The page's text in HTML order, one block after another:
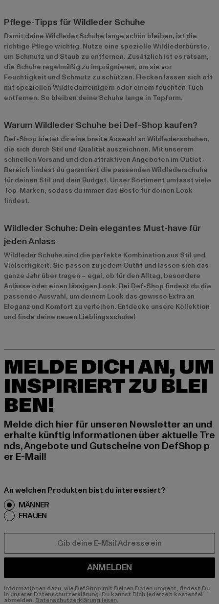
Pflege-Tipps für Wildleder Schuhe
Damit deine Wildleder Schuhe lange schön bleiben, ist die
richtige Pflege wichtig. Nutze eine spezielle Wildlederbürste,
um Schmutz und Staub zu entfernen. Zusätzlich ist es ratsam,
die Schuhe regelmäßig zu imprägnieren, um sie vor
Feuchtigkeit und Schmutz zu schützen. Flecken lassen sich oft
mit speziellen Wildlederreinigern oder einem feuchten Tuch
entfernen. So bleiben deine Schuhe lange in Topform.
Warum Wildleder Schuhe bei Def-Shop kaufen?
Def-Shop bietet dir eine breite Auswahl an Wildlederschuhen,
die sich durch Stil und Qualität auszeichnen. Mit unserem
schnellen Versand und den attraktiven Angeboten im Outlet-
Bereich findest du garantiert die passenden Wildlederschuhe
für deinen Stil und dein Budget. Unser Sortiment umfasst viele
Top-Marken, sodass du immer das Beste für deinen Look
findest.
Wildleder Schuhe: Dein elegantes Must-have für
jeden Anlass
Wildleder Schuhe sind die perfekte Kombination aus Stil und
Vielseitigkeit. Sie passen zu jedem Outfit und lassen sich das
ganze Jahr über tragen – egal, ob für den Alltag, besondere
Anlässe oder einen lässigen Look. Bei Def-Shop findest du die
passende Auswahl, um deinem Look das gewisse Extra an
Eleganz und Komfort zu verleihen. Entdecke unsere Kollektion
und finde deine neuen Lieblingsschuhe!
MELDE DICH AN, UM
INSPIRIERT ZU BLEI
BEN!
Melde dich hier für unseren Newsletter an und
erhalte künftig Informationen über aktuelle Tre
nds, Angebote und Gutscheine von DefShop p
er E-Mail!
An welchen Produkten bist du interessiert?
MÄNNER
FRAUEN
ANMELDEN
Informationen dazu, wie DefShop mit Deinen Daten umgeht, findest Du
in unserer Datenschutzerklärung. Du kannst Dich jederzeit kostenfei
abmelden. Datenschutzerklärung lesen.